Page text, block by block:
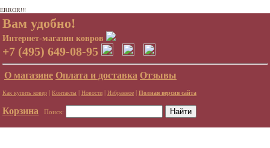
ERROR!!!
Вам удобно!
Интернет-магазин ковров
+7 (495) 649-08-95
О магазине Оплата и доставка Отзывы
Как купить ковер | Контакты | Новости | Избранное | Полная версия сайта
Корзина Поиск: